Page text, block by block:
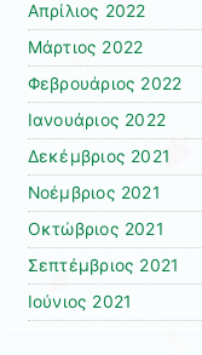
Απρίλιος 2022
Μάρτιος 2022
Φεβρουάριος 2022
Ιανουάριος 2022
Δεκέμβριος 2021
Νοέμβριος 2021
Οκτώβριος 2021
Σεπτέμβριος 2021
Ιούνιος 2021